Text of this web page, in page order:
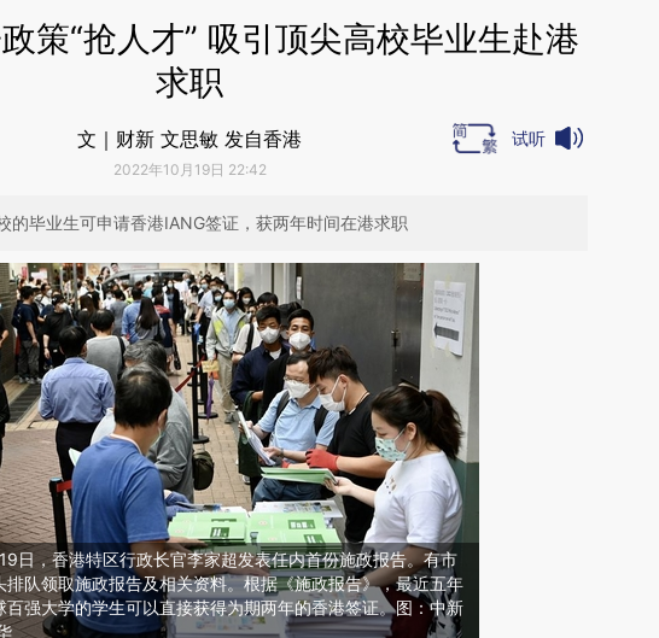
策“抢人才” 吸引顶尖高校毕业生赴港
求职
文｜财新 文思敏 发自香港
2022年10月19日 22:42
试听
的毕业生可申请香港IANG签证，获两年时间在港求职
日，香港特区行政长官李家超发表任内首份施政报告。有市
排队领取施政报告及相关资料。根据《施政报告》，最近五年
百强大学的学生可以直接获得为期两年的香港签证。图：中新